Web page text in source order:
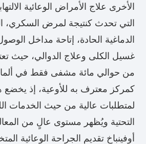
الأخرى علاج الأمراض الوعائية
التي تحدث كنتيجة لمرض السكري،
الدماغية الحادة، إتاحة مداخل
غسيل الكلى وعلاج الدوالي، حيث
من حوالي مائة مشفى فقط في
كمركز معترف به للأوعية، إذ يخضع
لمتطلبات عالية من حيث الخدمات
التحتية ويُظهر مستوى عالٍ من
أوفينباخ تقديم الجراحة الوعائية